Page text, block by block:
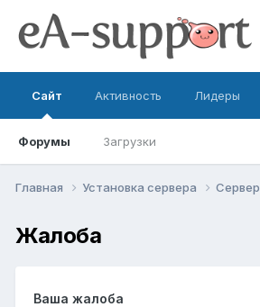
Сайт
Форумы Загрузки
Активность Лидеры
Главная Установка сервера Сервер
Жалоба
Ваша жалоба